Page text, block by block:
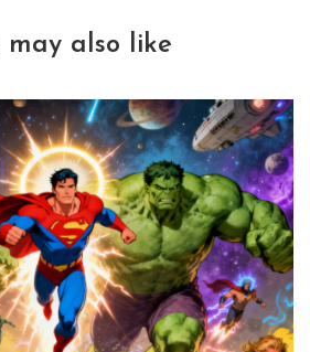
may also like